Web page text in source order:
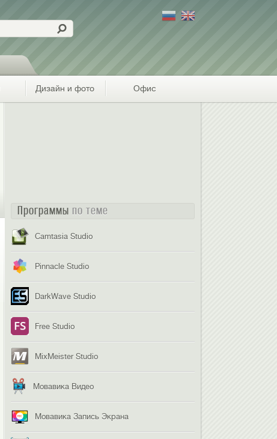
Дизайн и фото Офис
Программы по теме
Camtasia Studio
Pinnacle Studio
DarkWave Studio
Free Studio
MixMeister Studio
Мовавика Видео
Мовавика Запись Экрана